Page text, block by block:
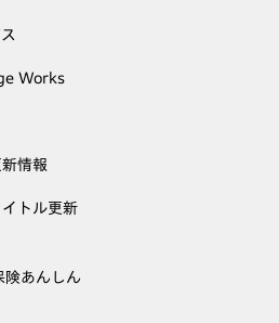
Works
情報
トル更新
険あんしん